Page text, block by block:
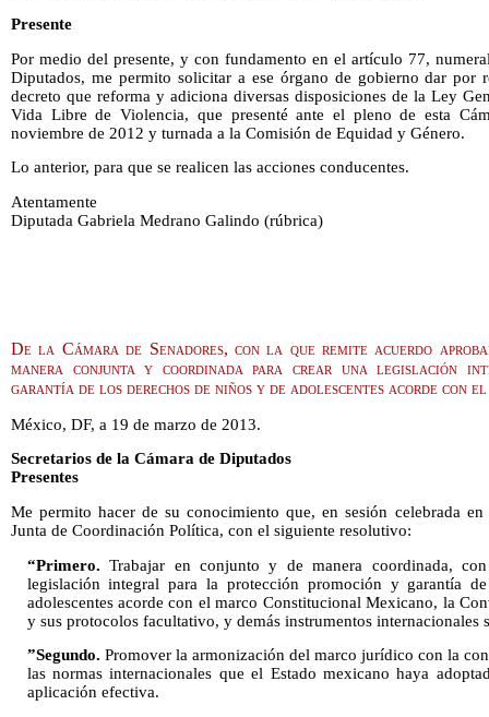
Presente
Por medio del presente, y con fundamento en el artículo 77,
Diputados, me permito solicitar a ese órgano de gobierno dar por
decreto que reforma y adiciona diversas disposiciones de la Ley
Vida Libre de Violencia, que presenté ante el pleno de esta
noviembre de 2012 y turnada a la Comisión de Equidad y Género.
Lo anterior, para que se realicen las acciones conducentes.
Atentamente
Diputada Gabriela Medrano Galindo (rúbrica)
De la Cámara de Senadores, con la que remite acuerdo
manera conjunta y coordinada para crear una legislación
garantía de los derechos de niños y de adolescentes acorde con
México, DF, a 19 de marzo de 2013.
Secretarios de la Cámara de Diputados
Presentes
Me permito hacer de su conocimiento que, en sesión celebrada
Junta de Coordinación Política, con el siguiente resolutivo:
“Primero.Trabajar en conjunto y de manera coordinada,
legislación integral para la protección promoción y garantía
adolescentes acorde con el marco Constitucional Mexicano, la
y sus protocolos facultativo, y demás instrumentos internacionales
”Segundo. Promover la armonización del marco jurídico con la
las normas internacionales que el Estado mexicano haya
aplicación efectiva.